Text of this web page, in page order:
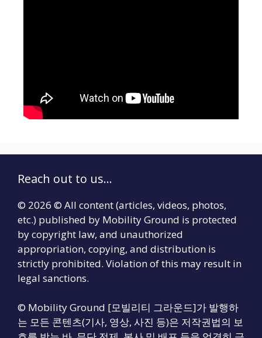
Reach out to us...
© 2026 © All content (articles, videos, photos,
etc.) published by Mobility Ground is protected
by copyright law, and unauthorized
appropriation, copying, and distribution is
strictly prohibited. Violation of this may result in
legal sanctions.
© Mobility Ground [모빌리티 그라운드]가 발행하
는 모든 콘텐츠(기사, 영상, 사진 등)은 저작권법의 보